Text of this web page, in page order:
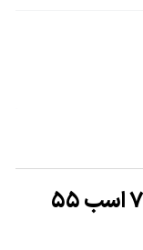
الکتروموتور ایده آل سه فاز 75 اسب 55